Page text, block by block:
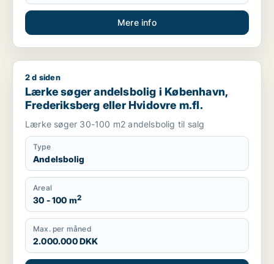
Mere info
Lærke søger andelsbolig i København, Frederiksberg eller
2 d siden
Lærke søger andelsbolig i København,
Frederiksberg eller Hvidovre m.fl.
Lærke søger 30-100 m2 andelsbolig til salg
Type
Andelsbolig
Areal
30 - 100 m2
Max. per måned
2.000.000 DKK